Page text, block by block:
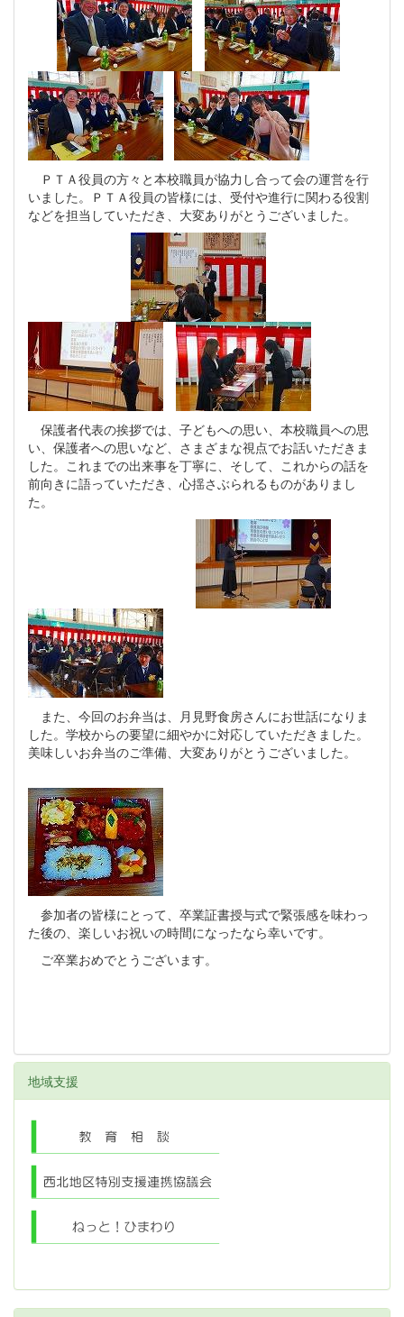
ＰＴＡ役員の方々と本校職員が協力し合って会の運営を行
いました。ＰＴＡ役員の皆様には、受付や進行に関わる役割
などを担当していただき、大変ありがとうございました。
保護者代表の挨拶では、子どもへの思い、本校職員への思
い、保護者への思いなど、さまざまな視点でお話いただきま
した。これまでの出来事を丁寧に、そして、これからの話を
前向きに語っていただき、心揺さぶられるものがありまし
た。
また、今回のお弁当は、月見野食房さんにお世話になりま
した。学校からの要望に細やかに対応していただきました。
美味しいお弁当のご準備、大変ありがとうございました。
参加者の皆様にとって、卒業証書授与式で緊張感を味わっ
た後の、楽しいお祝いの時間になったなら幸いです。
ご卒業おめでとうございます。
地域支援